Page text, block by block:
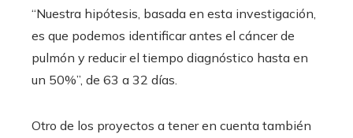
“Nuestra hipótesis, basada en esta investigación,
es que podemos identificar antes el cáncer de
pulmón y reducir el tiempo diagnóstico hasta en
un 50%”, de 63 a 32 días.
Otro de los proyectos a tener en cuenta también